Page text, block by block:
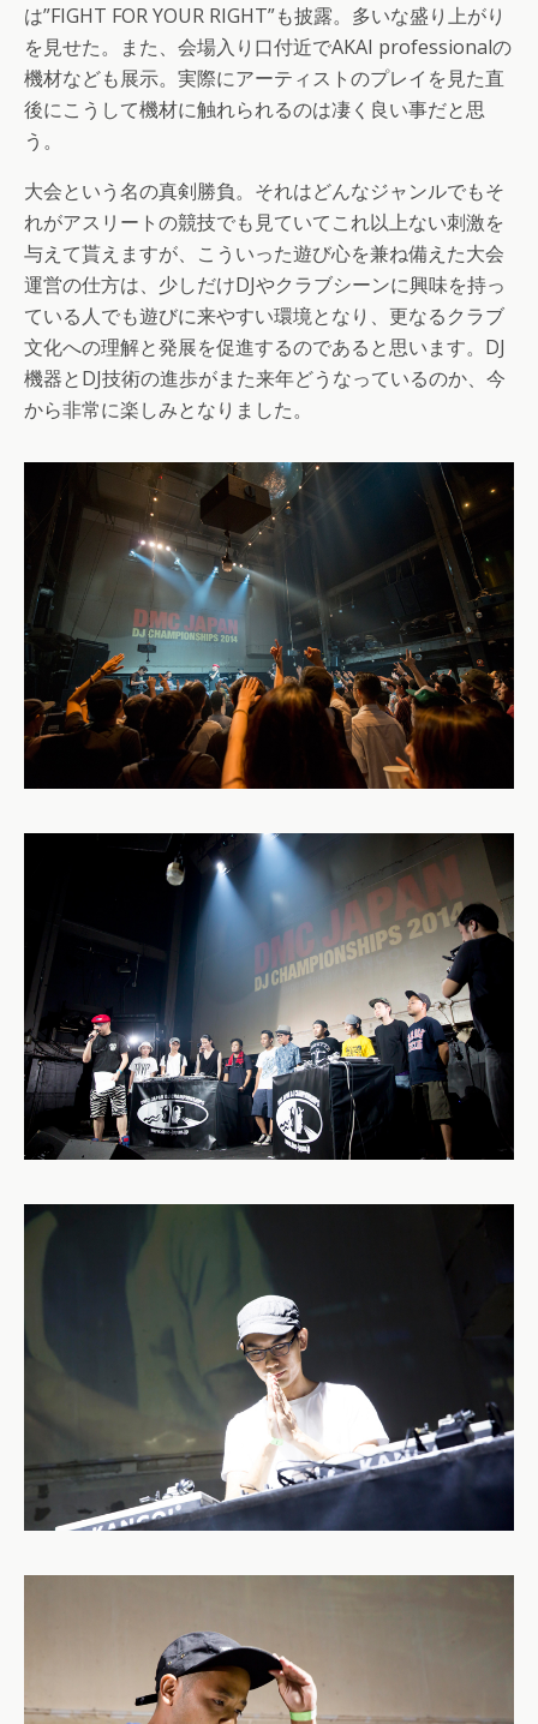
は”FIGHT FOR YOUR RIGHT”も披露。多いな盛り上がり
を見せた。また、会場入り口付近でAKAI professionalの
機材なども展示。実際にアーティストのプレイを見た直
後にこうして機材に触れられるのは凄く良い事だと思
う。
大会という名の真剣勝負。それはどんなジャンルでもそ
れがアスリートの競技でも見ていてこれ以上ない刺激を
与えて貰えますが、こういった遊び心を兼ね備えた大会
運営の仕方は、少しだけDJやクラブシーンに興味を持っ
ている人でも遊びに来やすい環境となり、更なるクラブ
文化への理解と発展を促進するのであると思います。DJ
機器とDJ技術の進歩がまた来年どうなっているのか、今
から非常に楽しみとなりました。